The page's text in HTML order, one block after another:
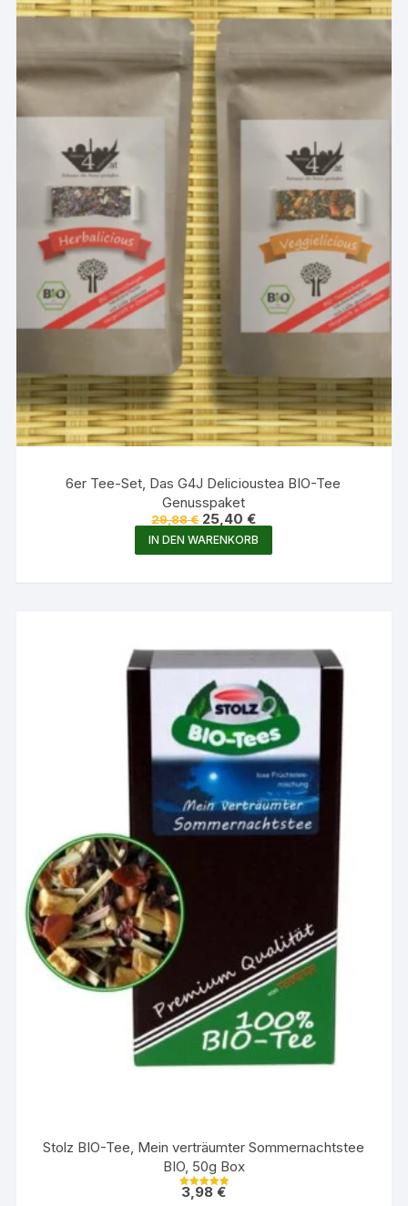
6er Tee-Set, Das G4J Delicioustea BIO-Tee
Genusspaket
29,88€ Ursprünglicher
Preis
war:
29,88 €
25,40€Aktueller
Preis
ist:
25,40 €.
IN DEN WARENKORB
Stolz BIO-Tee, Mein verträumter Sommernachtstee
BIO, 50g Box
Bewertet mit
3,98€